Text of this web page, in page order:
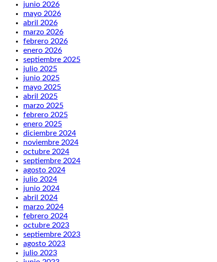
junio 2026
mayo 2026
abril 2026
marzo 2026
febrero 2026
enero 2026
septiembre 2025
julio 2025
junio 2025
mayo 2025
abril 2025
marzo 2025
febrero 2025
enero 2025
diciembre 2024
noviembre 2024
octubre 2024
septiembre 2024
agosto 2024
julio 2024
junio 2024
abril 2024
marzo 2024
febrero 2024
octubre 2023
septiembre 2023
agosto 2023
julio 2023